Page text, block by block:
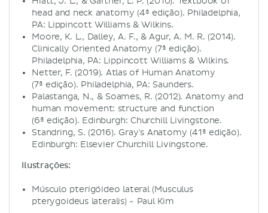
head and neck anatomy (4ª edição). Philadelphia,
PA: Lippincott Williams & Wilkins.
Moore, K. L., Dalley, A. F., & Agur, A. M. R. (2014).
Clinically Oriented Anatomy (7ª edição).
Philadelphia, PA: Lippincott Williams & Wilkins.
Netter, F. (2019). Atlas of Human Anatomy
(7ª edição). Philadelphia, PA: Saunders.
Palastanga, N., & Soames, R. (2012). Anatomy and
human movement: structure and function
(6ª edição). Edinburgh: Churchill Livingstone.
Standring, S. (2016). Gray's Anatomy (41ª edição).
Edinburgh: Elsevier Churchill Livingstone.
Ilustrações:
Músculo pterigóideo lateral (Musculus
pterygoideus lateralis) - Paul Kim